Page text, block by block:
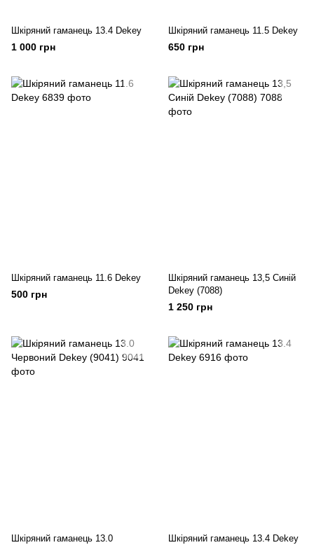
Шкіряний гаманець 13.4 Dekey
1 000 грн
Шкіряний гаманець 11.5 Dekey
650 грн
Шкіряний гаманець 11.6 Dekey
500 грн
Шкіряний гаманець 13,5 Синій
Dekey (7088)
1 250 грн
Шкіряний гаманець 13.0
Шкіряний гаманець 13.4 Dekey